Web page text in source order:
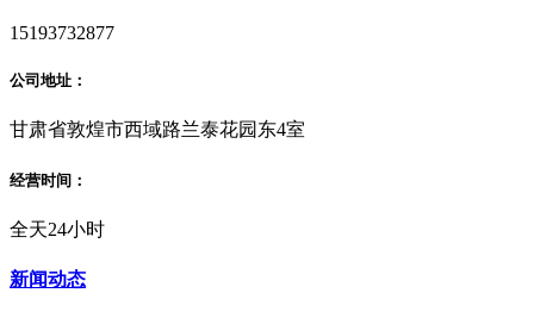
15193732877
公司地址：
甘肃省敦煌市西域路兰泰花园东4室
经营时间：
全天24小时
新闻动态